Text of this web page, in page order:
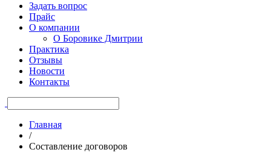
Задать вопрос
Прайс
О компании
О Боровике Дмитрии
Практика
Отзывы
Новости
Контакты
Главная
/
Составление договоров